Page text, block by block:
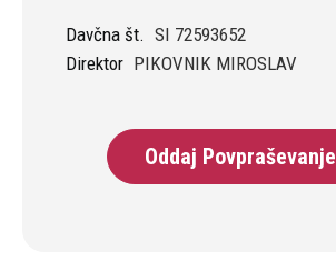
Davčna št. SI 72593652
Direktor PIKOVNIK MIROSLAV
Oddaj Povpraševanje